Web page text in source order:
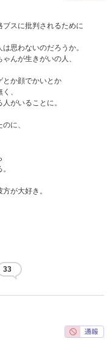
スに批判されるために
思わないのだろうか。
んが生きがいの人、
とか顔でかいとか
、
がいることに。
に、
が大好き。
33